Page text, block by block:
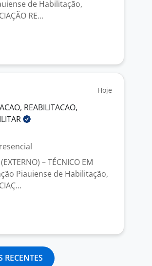
de Habilitação,
RE...
Hoje
REABILITACAO,
– TÉCNICO EM
Piauiense de Habilitação,
RECENTES